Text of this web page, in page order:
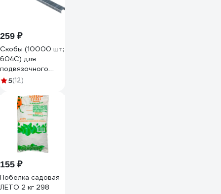
259 ₽
Скобы (10000 шт;
604С) для
подвязочного
степлера
SKRAB 28176
5(12)
155 ₽
Побелка садовая
ЛЕТО 2 кг 298